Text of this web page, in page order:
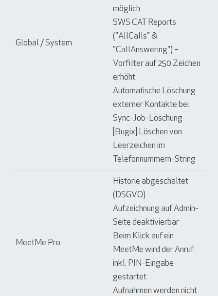
Global / System
möglich
SWS CAT Reports
("AllCalls" &
"CallAnswering") –
Vorfilter auf 250 Zeichen
erhöht
Automatische Löschung
externer Kontakte bei
Sync-Job-Löschung
[Bugix] Löschen von
Leerzeichen im
Telefonnummern-String
MeetMe Pro
Historie abgeschaltet
(DSGVO)
Aufzeichnung auf Admin-
Seite deaktivierbar
Beim Klick auf ein
MeetMe wird der Anruf
inkl. PIN-Eingabe
gestartet
Aufnahmen werden nicht